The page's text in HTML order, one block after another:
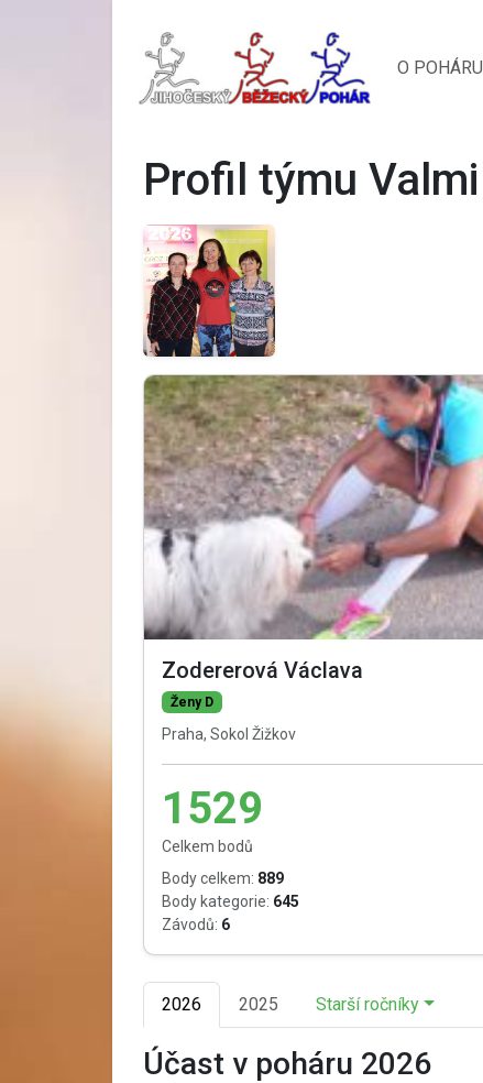
O POHÁRU
Profil týmu Valmi
Zodererová Václava
Ženy D
Praha, Sokol Žižkov
1529
Celkem bodů
Body celkem: 889
Body kategorie: 645
Závodů: 6
2026 2025 Starší ročníky
Účast v poháru 2026